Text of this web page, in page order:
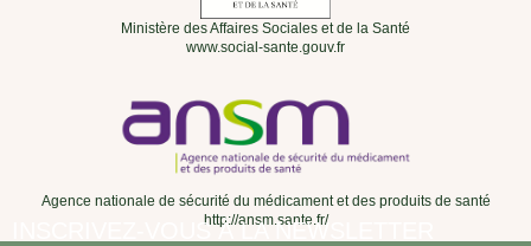
Ministère des Affaires Sociales et de la Santé
www.social-sante.gouv.fr
Agence nationale de sécurité du médicament et des produits de santé
http://ansm.sante.fr/
INSCRIVEZ-VOUS À LA NEWSLETTER